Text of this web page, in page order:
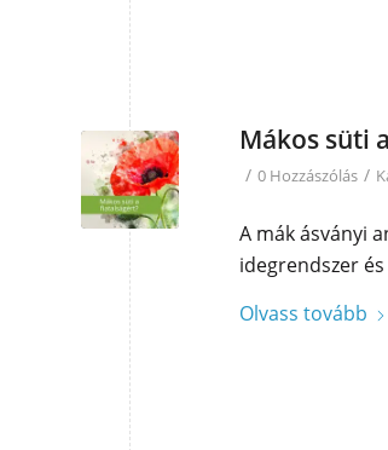
Mákos süti
/ 0 Hozzászólás /
A mák ásványi
idegrendszer
Olvass tovább